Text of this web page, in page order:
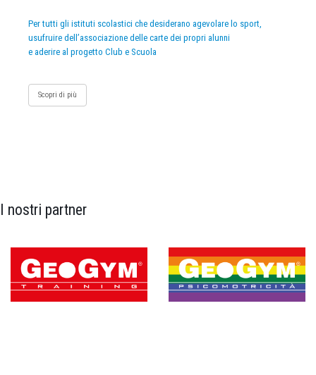
Per tutti gli istituti scolastici che desiderano agevolare lo sport,
usufruire dell’associazione delle carte dei propri alunni
e aderire al progetto Club e Scuola
Scopri di più
I nostri partner